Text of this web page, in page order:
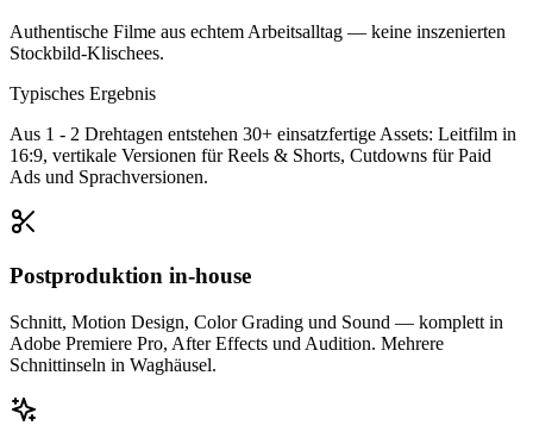
Authentische Filme aus echtem Arbeitsalltag — keine inszenierten
Stockbild-Klischees.
Typisches Ergebnis
Aus 1 - 2 Drehtagen entstehen 30+ einsatzfertige Assets: Leitfilm in
16:9, vertikale Versionen für Reels & Shorts, Cutdowns für Paid
Ads und Sprachversionen.
Postproduktion in-house
Schnitt, Motion Design, Color Grading und Sound — komplett in
Adobe Premiere Pro, After Effects und Audition. Mehrere
Schnittinseln in Waghäusel.